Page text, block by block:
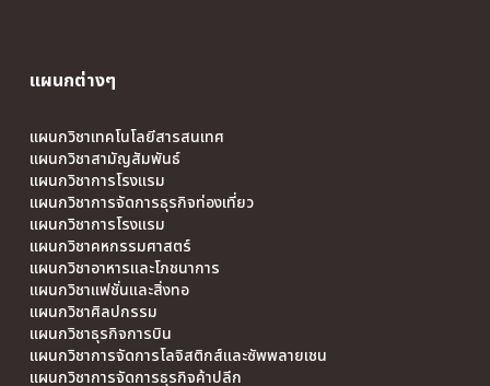
แผนกต่างๆ
แผนกวิชาเทคโนโลยีสารสนเทศ
แผนกวิชาสามัญสัมพันธ์
แผนกวิชาการโรงแรม
แผนกวิชาการจัดการธุรกิจท่องเที่ยว
แผนกวิชาการโรงแรม
แผนกวิชาคหกรรมศาสตร์
แผนกวิชาอาหารและโภชนาการ
แผนกวิชาแฟชั่นและสิ่งทอ
แผนกวิชาศิลปกรรม
แผนกวิชาธุรกิจการบิน
แผนกวิชาการจัดการโลจิสติกส์และซัพพลายเชน
แผนกวิชาการจัดการธุรกิจค้าปลีก